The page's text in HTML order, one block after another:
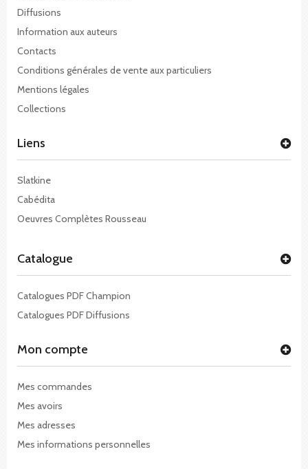
Diffusions
Information aux auteurs
Contacts
Conditions générales de vente aux particuliers
Mentions légales
Collections
Liens
Slatkine
Cabédita
Oeuvres Complètes Rousseau
Catalogue
Catalogues PDF Champion
Catalogues PDF Diffusions
Mon compte
Mes commandes
Mes avoirs
Mes adresses
Mes informations personnelles